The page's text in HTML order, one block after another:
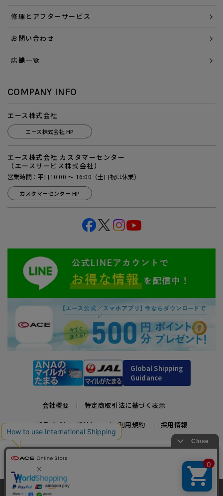
修理とアフターサービス
お問い合わせ
店舗一覧
COMPANY INFO
エース株式会社
エース株式会社 HP
エース株式会社 カスタマーセンター
（エースサービス株式会社）
営業時間：平日10:00 ～ 16:00（土日祝は休業）
カスタマーセンター HP
Global Shipping
Guidance
会社概要 特定商取引法に基づく表示
プライバシーポリシー 利用規約 採用情報
かばんの総合メーカー、エース公式サイト
スーツケースビジネスバッグ直営店ならではの豊富なラインナップでご紹介！
充実のアフターサービス・豊富な品揃え・安心のメーカー直営ストア
当サイトでは、サイトの利便性向上のため、クッ